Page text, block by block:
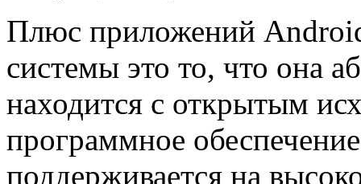
Плюс приложений
системы это то, что она
находится с открытым
программное
поддерживается на